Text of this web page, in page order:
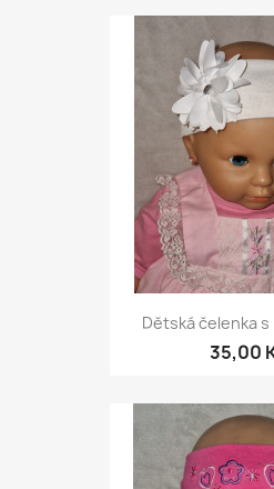
Dětská čelenka
35,00